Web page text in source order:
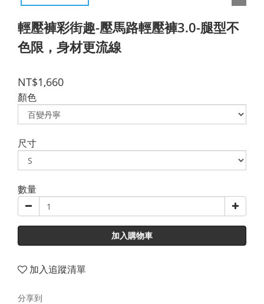
輕壓褲彩街趣-壓馬路輕壓褲3.0-腿型不
色限，身材更流線
NT$1,660
顏色
尺寸
數量
加入購物車
加入追蹤清單
分享到